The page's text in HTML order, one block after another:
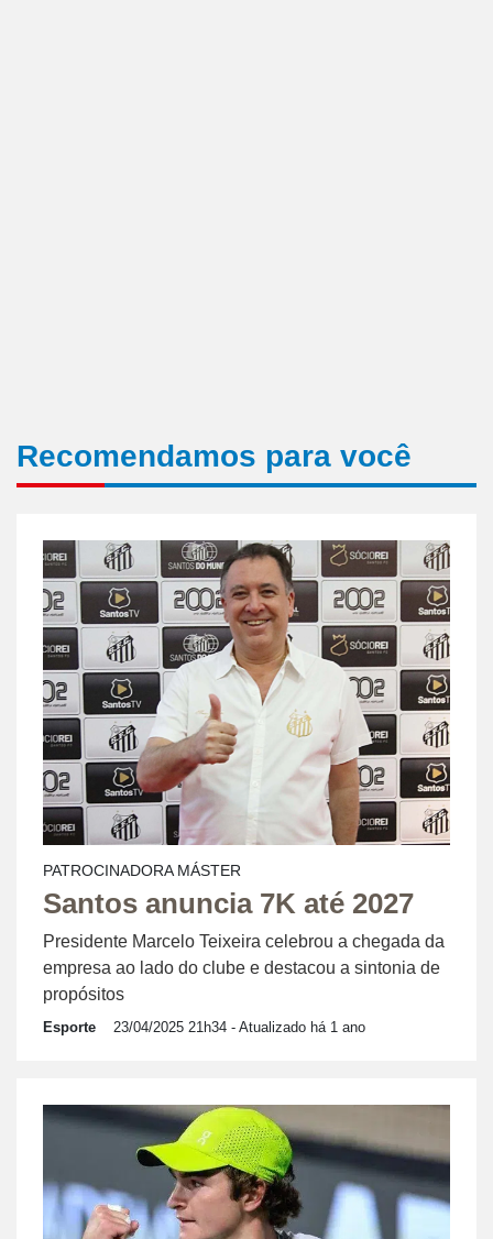
Recomendamos para você
PATROCINADORA MÁSTER
Santos anuncia 7K até 2027
Presidente Marcelo Teixeira celebrou a chegada da
empresa ao lado do clube e destacou a sintonia de
propósitos
Esporte 23/04/2025 21h34 - Atualizado há 1 ano